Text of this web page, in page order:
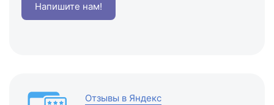
Напишите нам!
Отзывы в Яндекс